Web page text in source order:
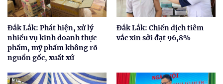
Đắk Lắk: Phát hiện, xử lý
nhiều vụ kinh doanh thực
phẩm, mỹ phẩm không rõ
nguồn gốc, xuất xứ
Đắk Lắk: Chiến dịch tiêm
vắc xin sởi đạt 96,8%